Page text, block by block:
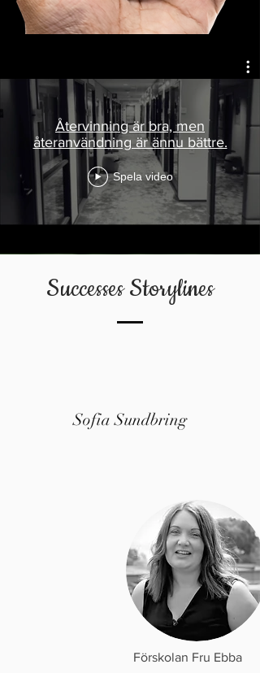
Återvinning är bra, men
återanvändning är ännu bättre.
Spela video
Successes Storylines
Sofia Sundbring
Förskolan Fru Ebba